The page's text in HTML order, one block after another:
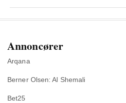
Annoncører
Arqana
Berner Olsen: Al Shemali
Bet25